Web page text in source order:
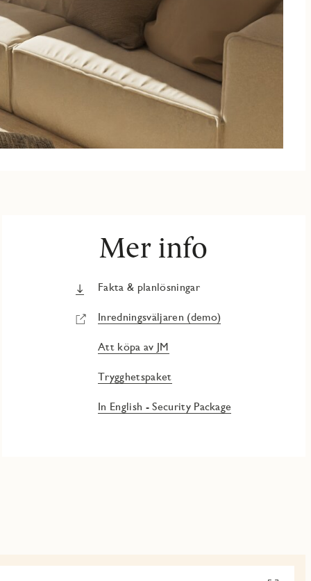
Mer info
Fakta & planlösningar
Inredningsväljaren (demo)
Att köpa av JM
Trygghetspaket
In English - Security Package